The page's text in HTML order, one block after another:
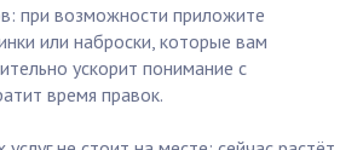
при возможности приложите
или наброски, которые вам
ускорит понимание с
время правок.